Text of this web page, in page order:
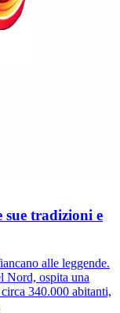
sue tradizioni e
alle leggende.
Nord, ospita una
340.000 abitanti,